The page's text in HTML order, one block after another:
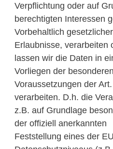
Verpflichtung oder auf
berechtigten Interessen
Vorbehaltlich
Erlaubnisse, verarbeiten
lassen wir die Daten in
Vorliegen der besonderen
Voraussetzungen der
verarbeiten. D.h. die
z.B. auf Grundlage
der offiziell anerkannten
Feststellung eines der